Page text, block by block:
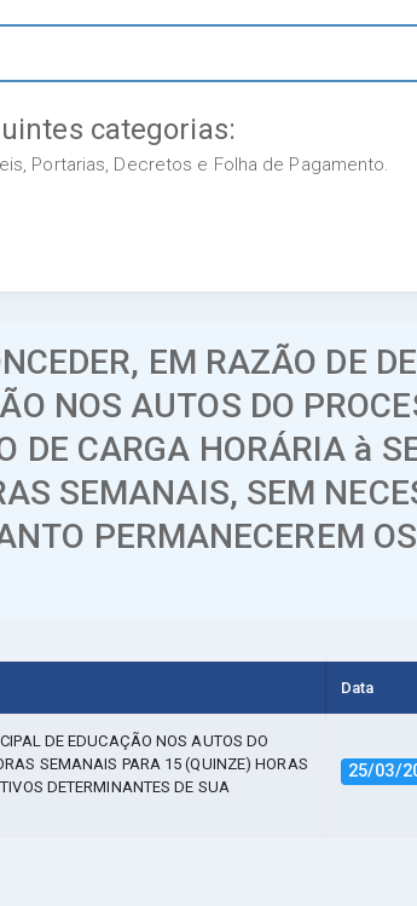
categorias:
Portarias, Decretos e Folha de Pagamento.
EM RAZÃO DE
NOS AUTOS DO
CARGA HORÁRIA à
SEMANAIS, SEM
PERMANECEREM
Data
DE EDUCAÇÃO NOS AUTOS DO
SEMANAIS PARA 15 (QUINZE) HORAS
DETERMINANTES DE SUA
25/03/